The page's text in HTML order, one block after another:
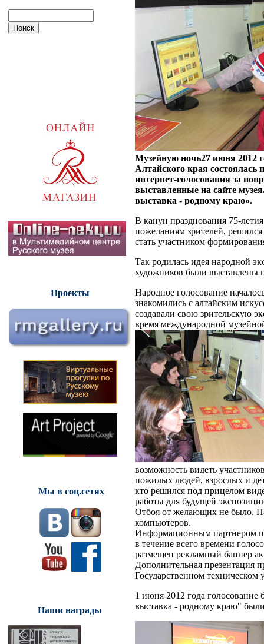
Проекты
Мы в соц.сетях
Наши награды
Музейную ночь27 июня 2012
Алтайского края
интернет-голосования за
выставленные на сайте
выставка - родному краю».
В канун празднования 75-
пожеланиям зрителей,
стать участником
Так родилась идея народной
художников были выставлены
Народное голосование
знакомились с алтайским
создавали свою зрительскую
время международной
возможность видеть
пожилых людей, взрослых и
кто решился под прицелом
работы для будущей
Отбоя от желающих не было.
компьютеров.
Информационным партнером
в течение всего времени
размещен рекламный баннер
Дополнительная презентация
Государственном
1 июня 2012 года голосование
выставка - родному краю"